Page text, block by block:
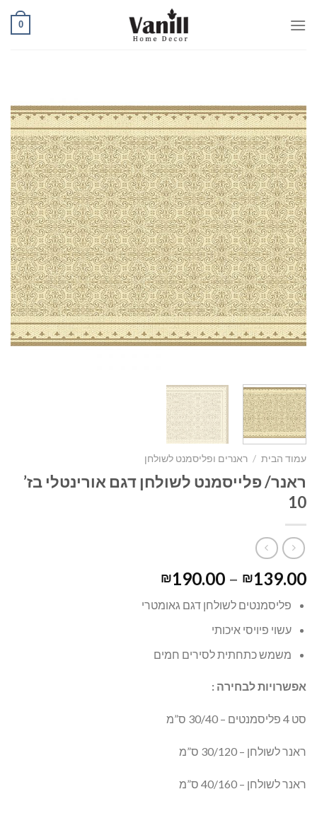
0
עמוד הבית / ראנרים ופליסמנט לשולחן
ראנר/ פלייסמנט לשולחן דגם אורינטלי בז’
10
₪139.00
–
₪190.00
פליסמנטים לשולחן דגם גאומטרי
עשוי פיויסי איכותי
משמש כתחתית לסירים חמים
אפשרויות לבחירה :
סט 4 פליסמנטים – 30/40 ס”מ
ראנר לשולחן – 30/120 ס”מ
ראנר לשולחן – 40/160 ס”מ